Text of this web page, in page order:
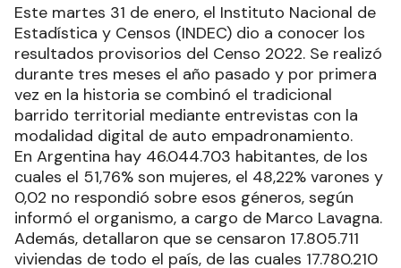
Este martes 31 de enero, el Instituto Nacional de
Estadística y Censos (INDEC) dio a conocer los
resultados provisorios del Censo 2022. Se realizó
durante tres meses el año pasado y por primera
vez en la historia se combinó el tradicional
barrido territorial mediante entrevistas con la
modalidad digital de auto empadronamiento.
En Argentina hay 46.044.703 habitantes, de los
cuales el 51,76% son mujeres, el 48,22% varones y
0,02 no respondió sobre esos géneros, según
informó el organismo, a cargo de Marco Lavagna.
Además, detallaron que se censaron 17.805.711
viviendas de todo el país, de las cuales 17.780.210